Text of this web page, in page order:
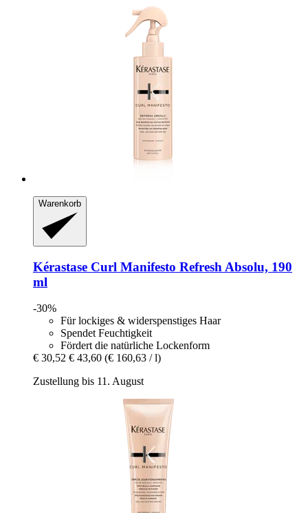
Warenkorb
Kérastase Curl Manifesto Refresh Absolu, 190
ml
-30%
Für lockiges & widerspenstiges Haar
Spendet Feuchtigkeit
Fördert die natürliche Lockenform
€ 30,52 € 43,60 (€ 160,63 / l)
Zustellung bis 11. August